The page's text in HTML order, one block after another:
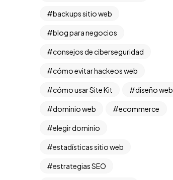
backups sitio web
blog para negocios
consejos de ciberseguridad
cómo evitar hackeos web
cómo usar Site Kit diseño web
dominio web ecommerce
elegir dominio
estadísticas sitio web
estrategias SEO